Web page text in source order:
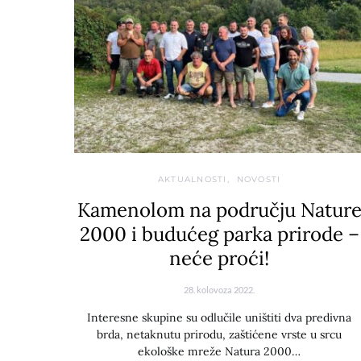
AKTUALNOSTI NOVOSTI
Kamenolom na području Nature
2000 i budućeg parka prirode –
neće proći!
28. kolovoza 2022.
Interesne skupine su odlučile uništiti dva predivna
brda, netaknutu prirodu, zaštićene vrste u srcu
ekološke mreže Natura 2000…